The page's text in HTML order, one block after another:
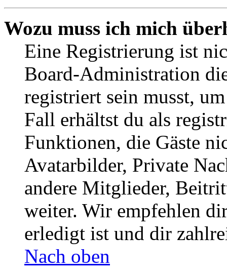
Wozu muss ich mich
Eine Registrierung ist
Board-Administration
registriert sein musst,
Fall erhältst du als
Funktionen, die Gäste
Avatarbilder, Private
andere Mitglieder,
weiter. Wir empfehlen
erledigt ist und dir
Nach oben